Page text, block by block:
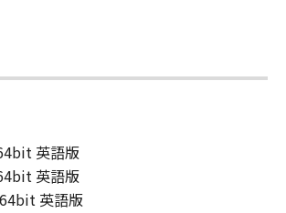
OF WARRANTIES AND
THE SOFTWARE IS
EXPRESSED OR IMPLIED,
BUT NOT LIMITED TO THE
OF MERCHANTABILITY
FOR A PARTICULAR PURPOSE.
英語版
英語版
英語版